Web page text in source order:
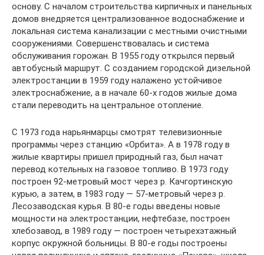
основу. С началом строительства кирпичных и панельных
домов внедряется централизованное водоснабжение и
локальная система канализации с местными очистными
сооружениями. Совершенствовалась и система
обслуживания горожан. В 1955 году открылся первый
автобусный маршрут. С созданием городской дизельной
электростанции в 1959 году налажено устойчивое
электроснабжение, а в начале 60-х годов жилые дома
стали переводить на центральное отопление.
С 1973 года нарьянмарцы смотрят телевизионные
программы через станцию «Орбита». А в 1978 году в
жилые квартиры пришел природный газ, был начат
перевод котельных на газовое топливо. В 1973 году
построен 92-метровый мост через р. Качгортинскую
курью, а затем, в 1983 году — 57-метровый через р.
Лесозаводская курья. В 80-е годы введены новые
мощности на электростанции, нефтебазе, построен
хлебозавод, в 1989 году — построен четырехэтажный
корпус окружной больницы. В 80-е годы построены